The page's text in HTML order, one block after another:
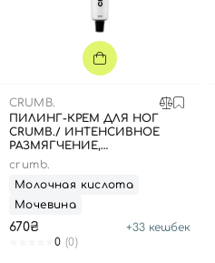
CRUMB.
ПИЛИНГ-КРЕМ ДЛЯ НОГ
СRUMB./ ИНТЕНСИВНОЕ
РАЗМЯГЧЕНИЕ,
ПРОТИВОГРИБКОВОЕ
сrumb.
Молочная кислота
Мочевина
670₴ +33 кешбек
0 (0)